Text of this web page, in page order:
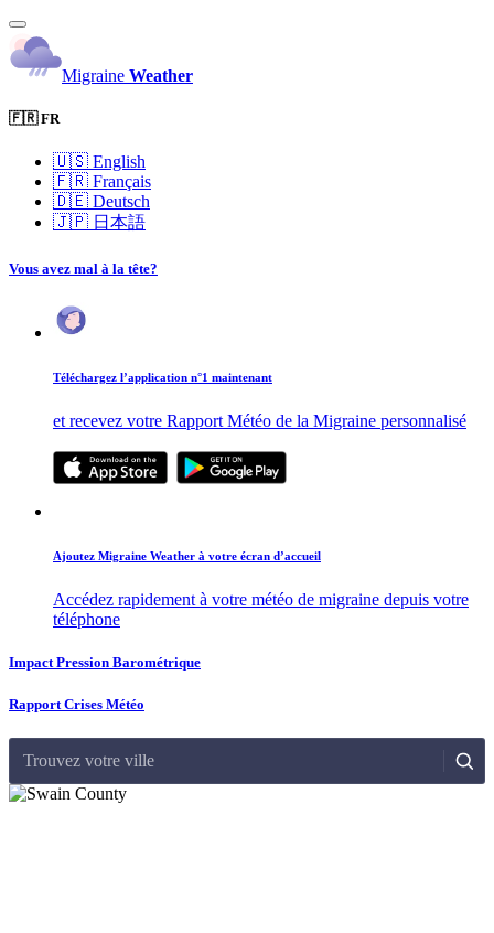
Migraine Weather
🇫🇷 FR
🇺🇸 English
🇫🇷 Français
🇩🇪 Deutsch
🇯🇵 日本語
Vous avez mal à la tête?
Téléchargez l’application n°1 maintenant
et recevez votre Rapport Météo de la Migraine personnalisé
Ajoutez Migraine Weather à votre écran d’accueil
Accédez rapidement à votre météo de migraine depuis votre
téléphone
Impact Pression Barométrique
Rapport Crises Météo
Trouvez votre ville